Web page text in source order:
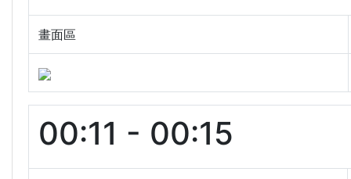
畫面區
00:11 - 00:15